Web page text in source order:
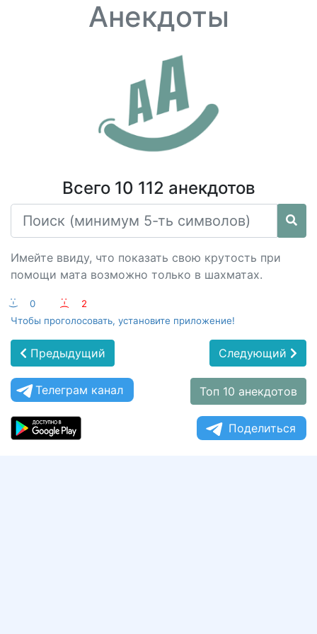
Анекдоты
Всего 10 112 анекдотов
Имейте ввиду, что показать свою крутость при
помощи мата возможно только в шахматах.
:-) 0 :-(
2
Чтобы проголосовать, установите приложение!
Предыдущий Следующий
Телеграм канал Топ 10 анекдотов
Поделиться